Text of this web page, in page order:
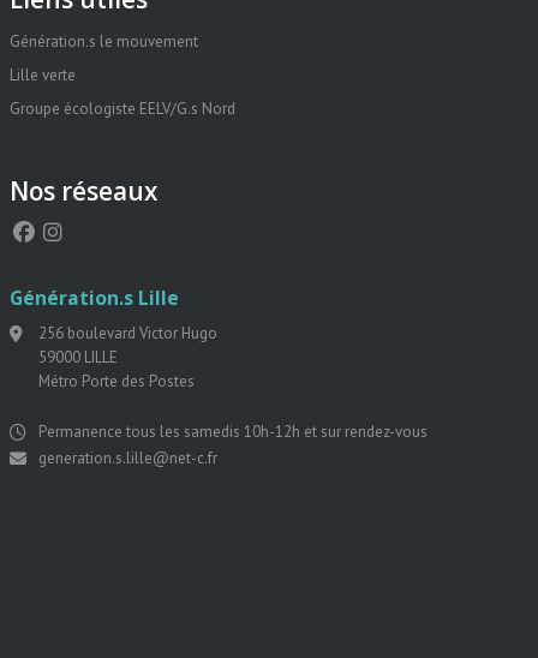
Génération.s le mouvement
Lille verte
Groupe écologiste EELV/G.s Nord
Nos réseaux
Génération.s Lille
256 boulevard Victor Hugo
59000 LILLE
Métro Porte des Postes
Permanence tous les samedis 10h-12h et sur rendez-vous
generation.s.lille@net-c.fr